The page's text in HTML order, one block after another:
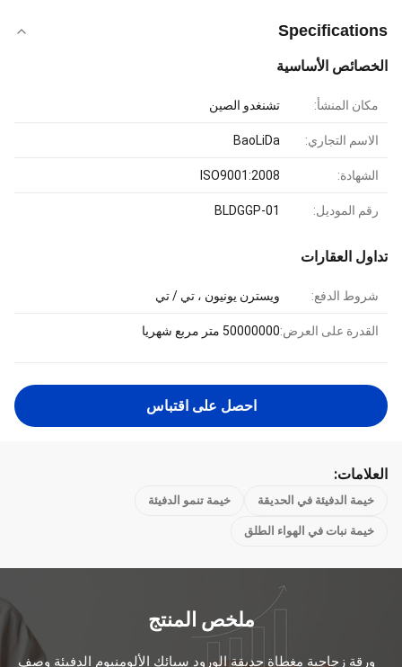
Specifications
الخصائص الأساسية
مكان المنشأ: تشنغدو الصين
الاسم التجاري: BaoLiDa
الشهادة: ISO9001:2008
رقم الموديل: BLDGGP-01
تداول العقارات
شروط الدفع: ويسترن يونيون ، تي / تي
القدرة على العرض:50000000 متر مربع شهريا
احصل على اقتباس
العلامات:
خيمة الدفيئة في الحديقة خيمة تنمو الدفيئة
خيمة نبات في الهواء الطلق
ملخص المنتج